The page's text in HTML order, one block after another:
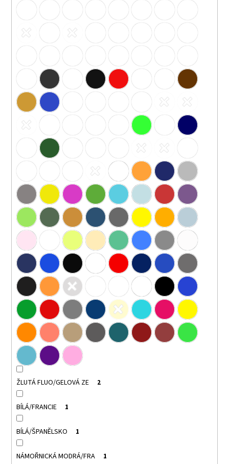
ŽLUTÁ FLUO/GELOVÁ ZE 2
BÍLÁ/FRANCIE 1
BÍLÁ/ŠPANĚLSKO 1
NÁMOŘNICKÁ MODRÁ/FRA 1